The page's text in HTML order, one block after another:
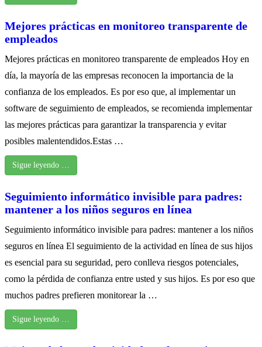
Mejores prácticas en monitoreo transparente de
empleados
Mejores prácticas en monitoreo transparente de empleados Hoy en
día, la mayoría de las empresas reconocen la importancia de la
confianza de los empleados. Es por eso que, al implementar un
software de seguimiento de empleados, se recomienda implementar
las mejores prácticas para garantizar la transparencia y evitar
posibles malentendidos.Estas …
Sigue leyendo …
Seguimiento informático invisible para padres:
mantener a los niños seguros en línea
Seguimiento informático invisible para padres: mantener a los niños
seguros en línea El seguimiento de la actividad en línea de sus hijos
es esencial para su seguridad, pero conlleva riesgos potenciales,
como la pérdida de confianza entre usted y sus hijos. Es por eso que
muchos padres prefieren monitorear la …
Sigue leyendo …